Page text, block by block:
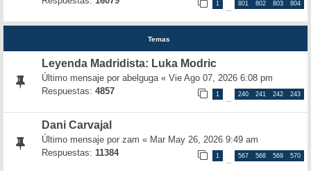
1
…
801 802 803 804
Temas
Leyenda Madridista: Luka Modric
Último mensaje por abelguga« Vie Ago 07, 2026 6:08 pm
Respuestas: 4857 1
…
240 241 242 243
Dani Carvajal
Último mensaje por zam « Mar May 26, 2026 9:49 am
Respuestas: 11384 1
…
567 568 569 570